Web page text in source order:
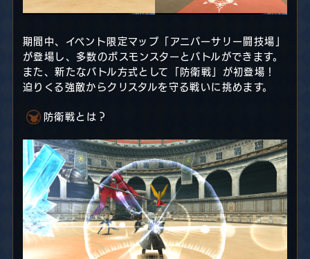
期間中、イベント限定マップ「アニバーサリー闘技場」
が登場し、多数のボスモンスターとバトルができます。
また、新たなバトル方式として「防衛戦」が初登場！
迫りくる強敵からクリスタルを守る戦いに挑めます。
防衛戦とは？